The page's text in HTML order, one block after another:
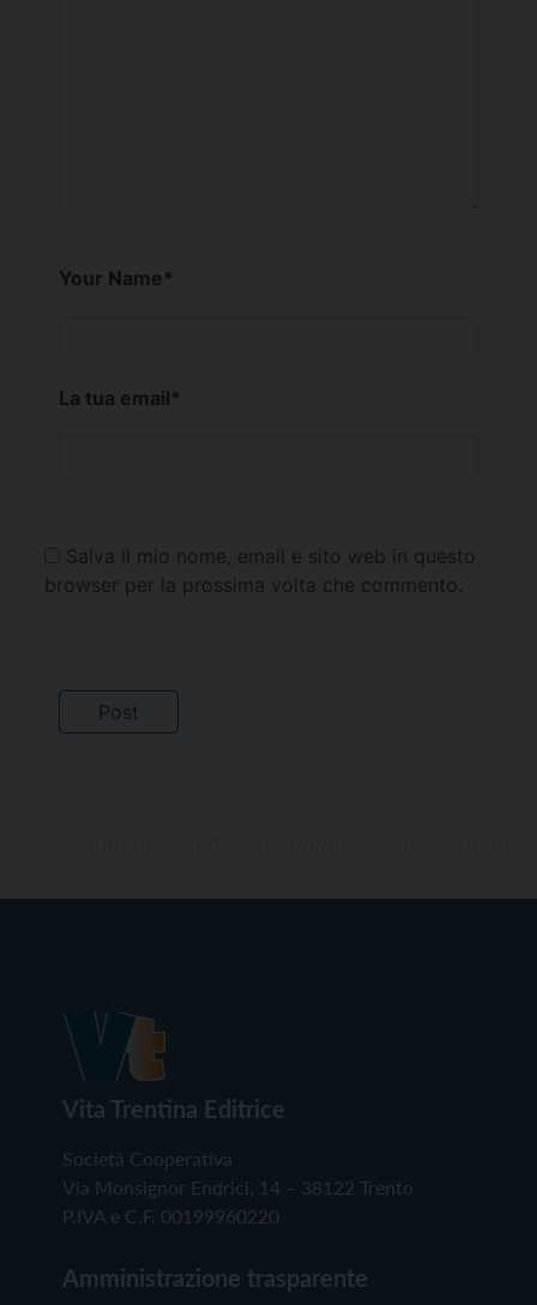
Your Name*
La tua email*
Salva il mio nome, email e sito web in questo
browser per la prossima volta che commento.
Vita Trentina Editrice
Società Cooperativa
Via Monsignor Endrici, 14 – 38122 Trento
P.IVA e C.F. 00199960220
Amministrazione trasparente